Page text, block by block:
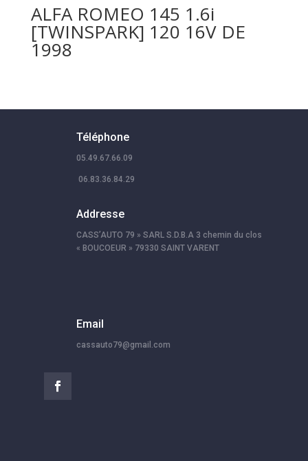
ALFA ROMEO 145 1.6i
[TWINSPARK] 120 16V DE
1998
Téléphone
05.49.67.66.09
06.83.36.84.29
Addresse
CASS’AUTO 79 » SARL S.D.B.A 3 chemin du clos
« BOUCOEUR » 79330 SAINT VARENT
Email
cassauto79@gmail.com